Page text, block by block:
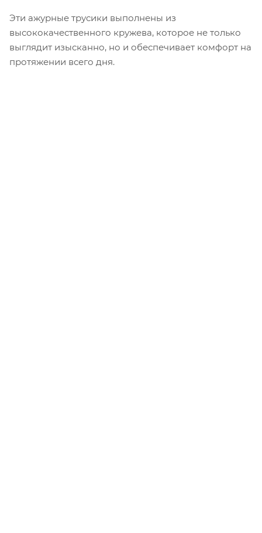
Эти ажурные трусики выполнены из
высококачественного кружева, которое не только
выглядит изысканно, но и обеспечивает комфорт на
протяжении всего дня.